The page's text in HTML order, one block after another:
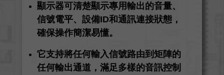
顯示器可清楚顯示專用輸出的音量、
信號電平、設備ID和通訊連接狀態，
確保操作簡潔易懂。
它支持將任何輸入信號路由到矩陣的
任何輸出通道，滿足多樣的音訊控制